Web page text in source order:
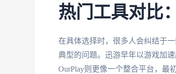
热门工具对比
在具体选择时，很多人会纠结于
典型的问题。迅游早年以游戏加
OurPlay则更像一个整合平台，最